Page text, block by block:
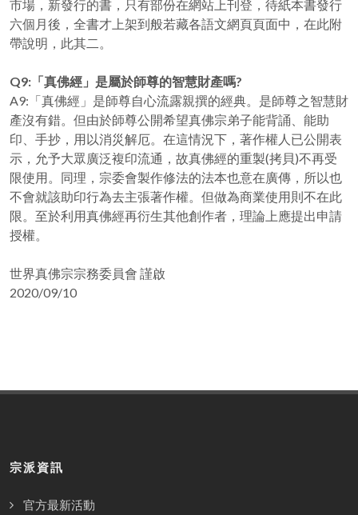
市場，新發行的書，只有部份在網站上刊登，待紙本書發行
六個月後，全書才上架到般若藏各語文網頁頁面中，在此附
帶說明，此其二。
Q9:「真佛經」是屬於師尊的智慧財產嗎?
A9:「真佛經」是師尊自心流露親撰的經典。是師尊之智慧財
產沒有錯。但由於師尊公開希望真佛宗弟子能背誦、能助
印、手抄，用以消災解厄。在這情況下，著作權人已公開表
示，允予大眾廣泛複印流通，故真佛經的重製(拷貝)不再受
限使用。同理，宗委會製作修法的法本也意在廣傳，所以也
不會就該助印行為去主張著作權。但做為商業使用則不在此
限。至於利用真佛經再衍生其他創作者，理論上應提出申請
授權。
世界真佛宗宗務委員會 謹啟
2020/09/10
宗派資訊
官方最新活動